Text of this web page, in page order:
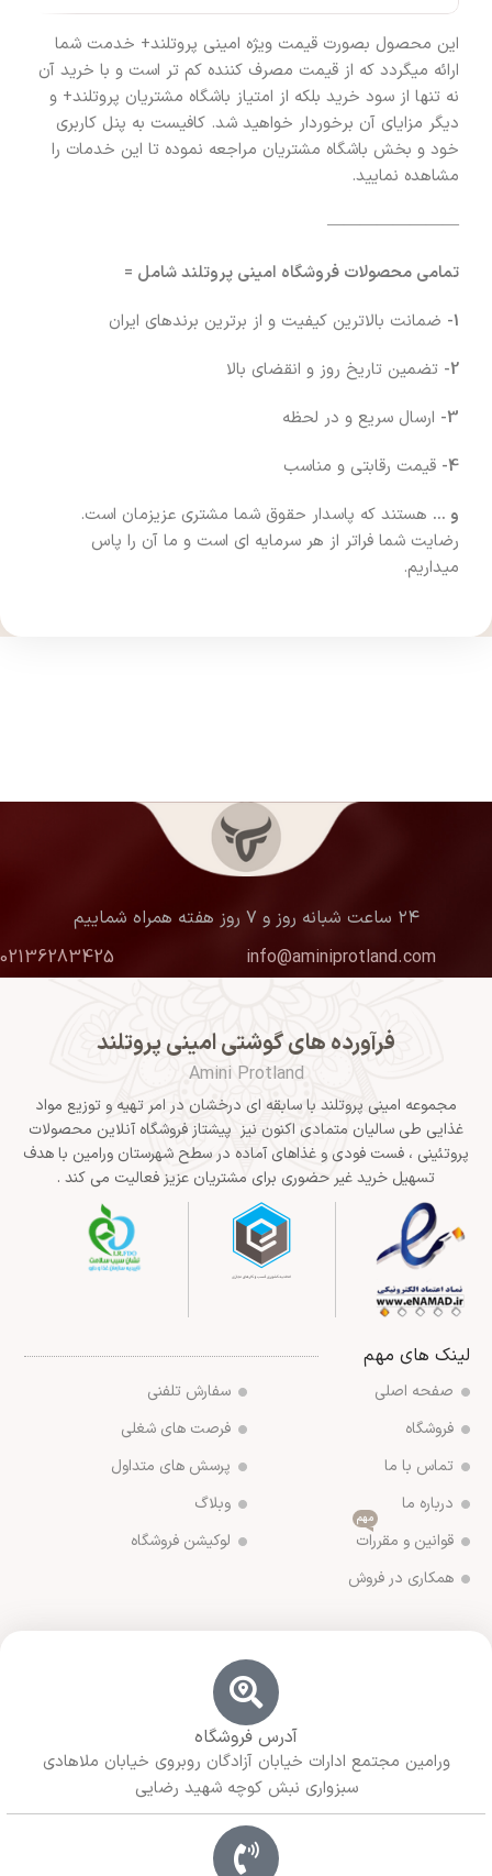
این محصول بصورت قیمت ویژه امینی پروتلند+ خدمت شما
ارائه میگردد که از قیمت مصرف کننده کم تر است و با خرید آن
نه تنها از سود خرید بلکه از امتیاز باشگاه مشتریان پروتلند+ و
دیگر مزایای آن برخوردار خواهید شد. کافیست به پنل کاربری
خود و بخش باشگاه مشتریان مراجعه نموده تا این خدمات را
مشاهده نمایید.
————————
تمامی محصولات فروشگاه امینی پروتلند شامل =
1- ضمانت بالاترین کیفیت و از برترین برندهای ایران
2- تضمین تاریخ روز و انقضای بالا
3- ارسال سریع و در لحظه
4- قیمت رقابتی و مناسب
و … هستند که پاسدار حقوق شما مشتری عزیزمان است.
رضایت شما فراتر از هر سرمایه ای است و ما آن را پاس
میداریم.
۲۴ ساعت شبانه روز و ۷ روز هفته همراه شماییم
info@aminiprotland.com
02136283425
فرآورده های گوشتی امینی پروتلند
Amini Protland
مجموعه امینی پروتلند با سابقه ای درخشان در امر تهیه و توزیع مواد
غذایی طی سالیان متمادی اکنون نیز پیشتاز فروشگاه آنلاین محصولات
پروتئینی ، فست فودی و غذاهای آماده در سطح شهرستان ورامین با هدف
تسهیل خرید غیر حضوری برای مشتریان عزیز فعالیت می کند .
لینک های مهم
صفحه اصلی
فروشگاه
تماس با ما
درباره ما
قوانین و مقررات
مهم
همکاری در فروش
سفارش تلفنی
فرصت های شغلی
پرسش های متداول
وبلاگ
لوکیشن فروشگاه
آدرس فروشگاه
ورامین مجتمع ادارات خیابان آزادگان روبروی خیابان ملاهادی
سبزواری نبش کوچه شهید رضایی